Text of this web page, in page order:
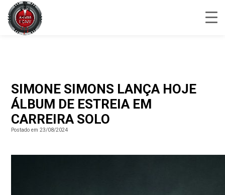
SIMONE SIMONS LANÇA HOJE
ÁLBUM DE ESTREIA EM
CARREIRA SOLO
Postado em 23/08/2024